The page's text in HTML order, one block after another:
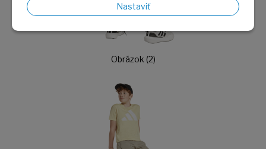
Nastaviť
Obrázok (2)